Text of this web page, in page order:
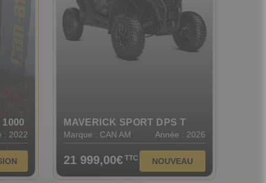
: 2022
MAVERICK SPORT DPS T
Marque : CAN AM Année : 2026
21 999,00€ TTC NOUVEAU